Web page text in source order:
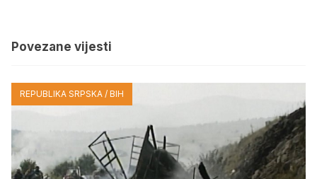
Povezane vijesti
REPUBLIKA SRPSKA / BIH